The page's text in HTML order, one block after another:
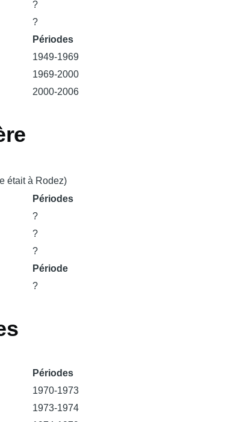
?
?
Périodes
1949-1969
1969-2000
2000-2006
était à Rodez)
Périodes
?
?
?
Période
?
Périodes
1970-1973
1973-1974